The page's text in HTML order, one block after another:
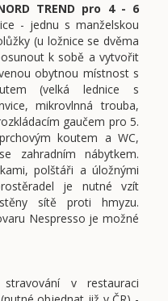
TREND pro 4 - 6
- jednu s manželskou
(u ložnice se dvěma
k sobě a vytvořit
obytnou místnost s
(velká lednice s
mikrovlnná trouba,
gaučem pro 5.
koutem a WC,
zahradním nábytkem.
polštáři a úložnými
je nutné vzít
sítě proti hmyzu.
Nespresso je možné
v restauraci